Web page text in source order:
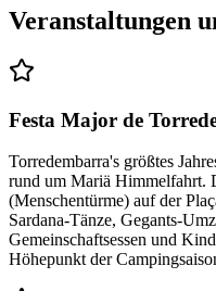
Veranstaltungen
Festa Major de
Torredembarra's größtes
rund um Mariä Himmelfahrt.
(Menschentürme) auf der
Sardana-Tänze, Gegants-
Gemeinschaftsessen und
Höhepunkt der